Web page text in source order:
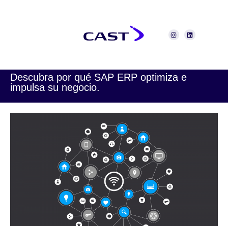
Descubra por qué SAP ERP optimiza e
impulsa su negocio.